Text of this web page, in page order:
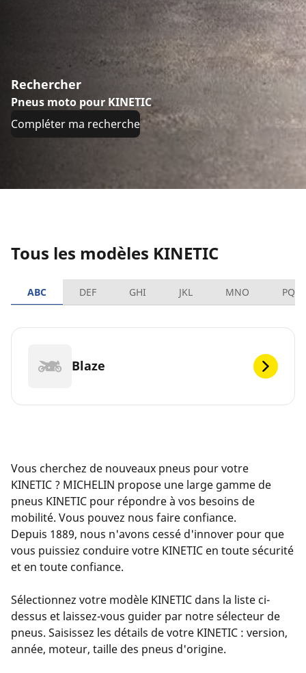
Rechercher
Pneus moto pour KINETIC
Compléter ma recherche
Tous les modèles KINETIC
ABC DEF GHI JKL MNO PQRS
Blaze
Vous cherchez de nouveaux pneus pour votre
KINETIC ? MICHELIN propose une large gamme de
pneus KINETIC pour répondre à vos besoins de
mobilité. Vous pouvez nous faire confiance.
Depuis 1889, nous n'avons cessé d'innover pour que
vous puissiez conduire votre KINETIC en toute sécurité
et en toute confiance.
Sélectionnez votre modèle KINETIC dans la liste ci-
dessus et laissez-vous guider par notre sélecteur de
pneus. Saisissez les détails de votre KINETIC : version,
année, moteur, taille des pneus d'origine.